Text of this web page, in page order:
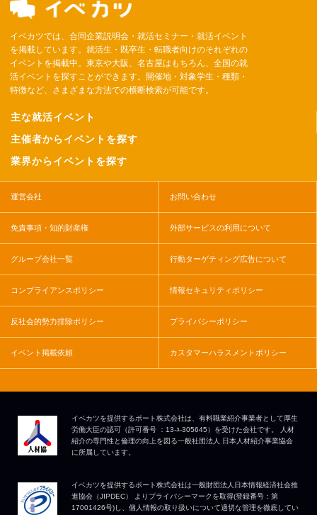
イベカツでは、合同企業説明会・就活セミナー・就活イベント
を掲載しています。就活生・既卒生・転職者向けのそれぞれの
イベントを掲載中。東京や大阪、名古屋はもちろん、全国の就
活イベントを探すことができます。開催地・対象学生・種類・
特徴など、さまざまな方法での横断検索が可能です。
主な就活イベント
主催者からイベントを探す
業界からイベントを探す
運営会社 お問い合わせ
免責事項・知的財産権 外部サービスの利用について
グループ会社一覧 行動ターゲティング広告について
コンプライアンスポリシー 情報セキュリティポリシー
反社会的勢力排除ポリシー プライバシーポリシー
イベント掲載依頼 カスタマーハラスメントポリシー